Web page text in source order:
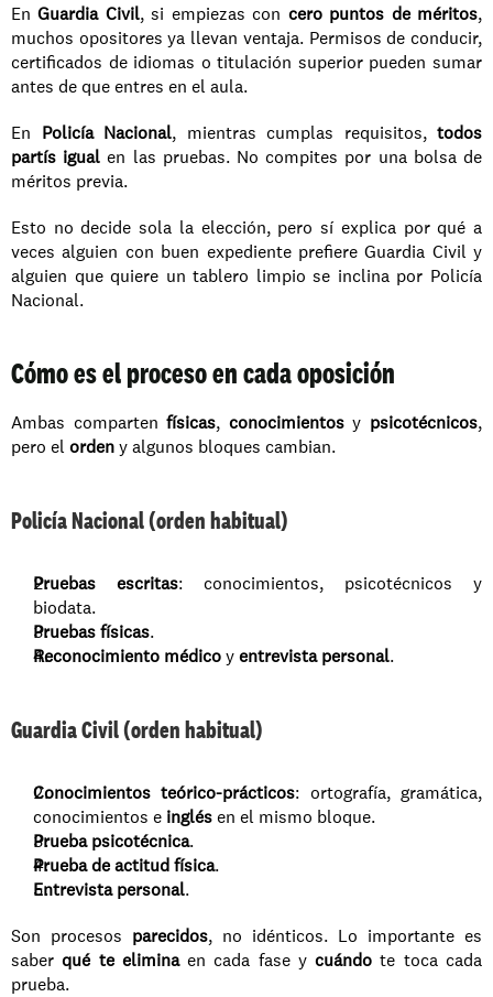
En Guardia Civil, si empiezas con cero puntos de méritos,
muchos opositores ya llevan ventaja. Permisos de conducir,
certificados de idiomas o titulación superior pueden sumar
antes de que entres en el aula.
En Policía Nacional, mientras cumplas requisitos, todos
partís igual en las pruebas. No compites por una bolsa de
méritos previa.
Esto no decide sola la elección, pero sí explica por qué a
veces alguien con buen expediente prefiere Guardia Civil y
alguien que quiere un tablero limpio se inclina por Policía
Nacional.
Cómo es el proceso en cada oposición
Ambas comparten físicas, conocimientos y psicotécnicos,
pero el orden y algunos bloques cambian.
Policía Nacional (orden habitual)
Pruebas escritas: conocimientos, psicotécnicos y
biodata.
Pruebas físicas.
Reconocimiento médico y entrevista personal.
Guardia Civil (orden habitual)
Conocimientos teórico-prácticos: ortografía, gramática,
conocimientos e inglés en el mismo bloque.
Prueba psicotécnica.
Prueba de actitud física.
Entrevista personal.
Son procesos parecidos, no idénticos. Lo importante es
saber qué te elimina en cada fase y cuándo te toca cada
prueba.